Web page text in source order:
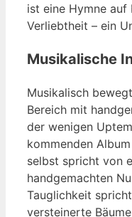
ist eine Hymne
Verliebtheit – ein
Musikalische
Musikalisch
Bereich mit
der wenigen
kommenden
selbst spricht von
handgemachten
Tauglichkeit
versteinerte